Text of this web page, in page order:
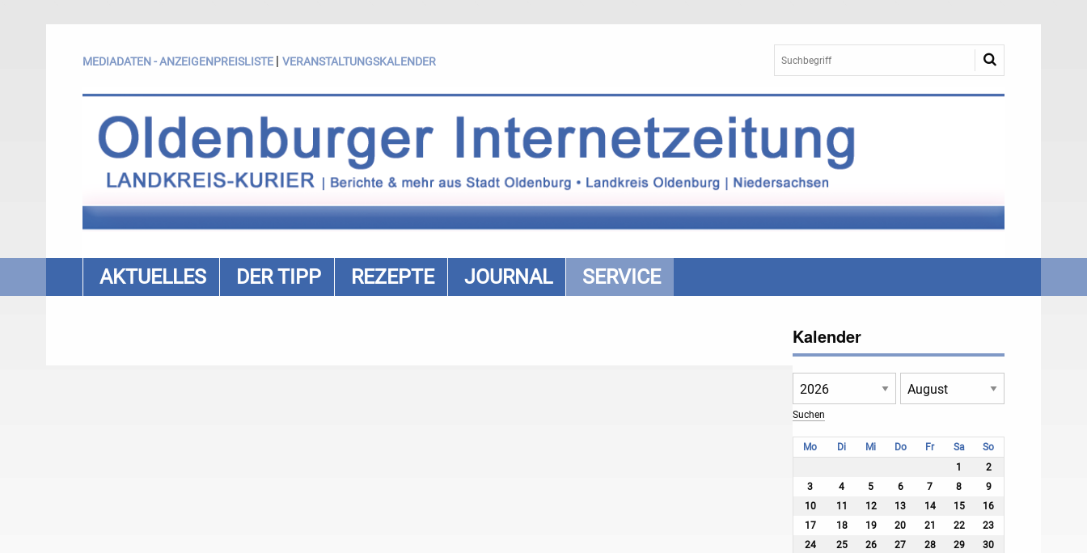
MEDIADATEN - ANZEIGENPREISLISTE | VERANSTALTUNGSKALENDER
AKTUELLES DER TIPP REZEPTE JOURNAL SERVICE
Kalender
Mo Di Mi Do Fr Sa
So
1
2
3
4 5 6 7 8
9
10
11 12 13 14 15
16
17
18 19 20 21 22
23
24
25 26 27 28 29
30